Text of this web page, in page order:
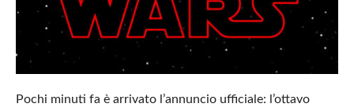
Pochi minuti fa è arrivato l’annuncio ufficiale: l’ottavo